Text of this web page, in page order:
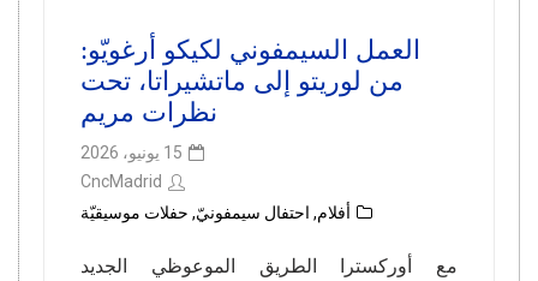
العمل السيمفوني لكيكو أرغويّو:
من لوريتو إلى ماتشيراتا، تحت
نظرات مريم
15 يونيو، 2026
CncMadrid
أفلام, احتفال سيمفونيّ, حفلات موسيقيّة
مع أوركسترا الطريق الموعوظي الجديد